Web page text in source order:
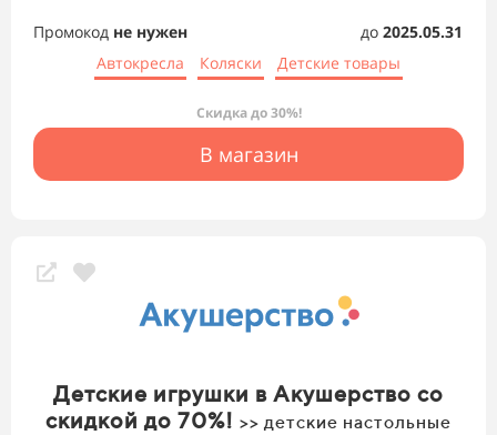
Промокод не нужен до 2025.05.31
Автокресла
Коляски Детские товары
Скидка до 30%!
В магазин
Детские игрушки в Акушерство со
скидкой до 70%! >> детские настольные